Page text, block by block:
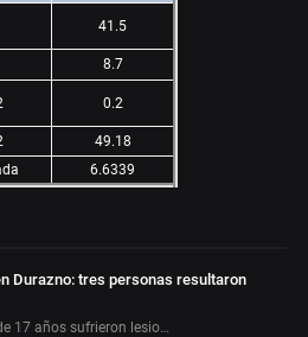
41.5
8.7
0.2
49.18
6.6339
Durazno: tres personas resultaron
17 años sufrieron lesio…